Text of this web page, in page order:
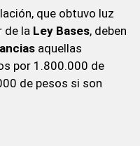
que obtuvo luz
de la Ley Bases, deben
aquellas
por 1.800.000 de
de pesos si son